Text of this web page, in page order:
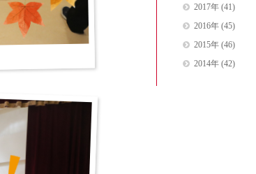
2017年(41)
2016年(45)
2015年(46)
2014年(42)